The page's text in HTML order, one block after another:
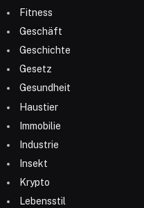
Fitness
Geschäft
Geschichte
Gesetz
Gesundheit
Haustier
Immobilie
Industrie
Insekt
Krypto
Lebensstil